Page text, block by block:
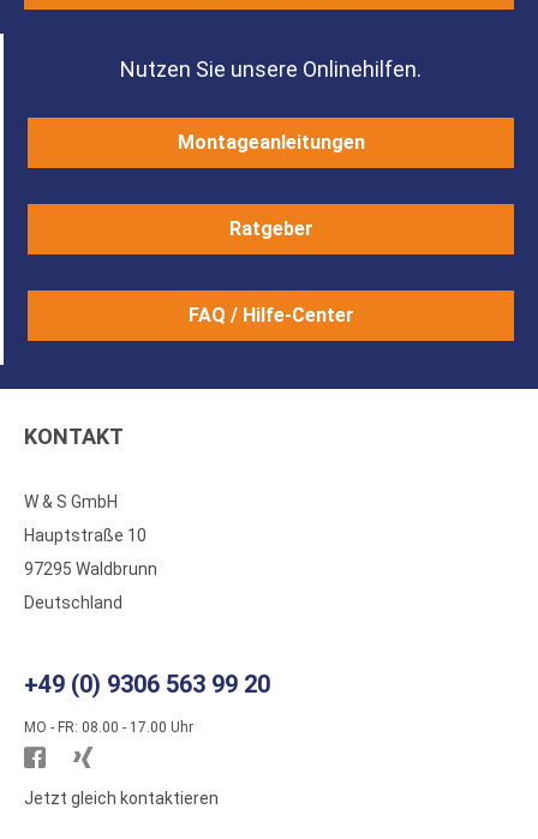
Nutzen Sie unsere Onlinehilfen.
Montageanleitungen
Ratgeber
FAQ / Hilfe-Center
KONTAKT
W & S GmbH
Hauptstraße 10
97295 Waldbrunn
Deutschland
+49 (0) 9306 563 99 20
MO - FR: 08.00 - 17.00 Uhr
Besuchen
Sie
Sie
Jetzt gleich kontaktieren